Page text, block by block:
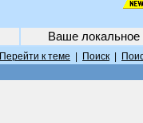
Ваше
Перейти к теме Поиск